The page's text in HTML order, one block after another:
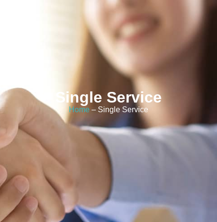
Single Service
Home – Single Service